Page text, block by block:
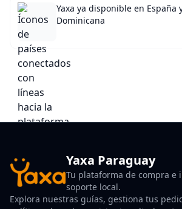
Yaxa ya disponible en España
Dominicana
Yaxa Paraguay
Tu plataforma de compra e
soporte local.
Explora nuestras guías, gestiona tus